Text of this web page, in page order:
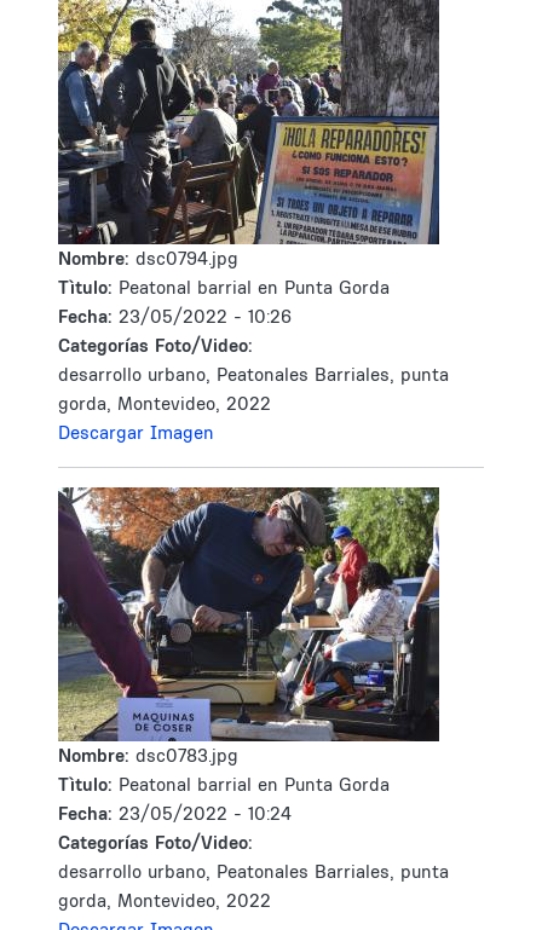
Nombre: dsc0794.jpg
Tìtulo: Peatonal barrial en Punta Gorda
Fecha: 23/05/2022 - 10:26
Categorías Foto/Video:
desarrollo urbano, Peatonales Barriales, punta
gorda, Montevideo, 2022
Descargar Imagen
Nombre: dsc0783.jpg
Tìtulo: Peatonal barrial en Punta Gorda
Fecha: 23/05/2022 - 10:24
Categorías Foto/Video:
desarrollo urbano, Peatonales Barriales, punta
gorda, Montevideo, 2022